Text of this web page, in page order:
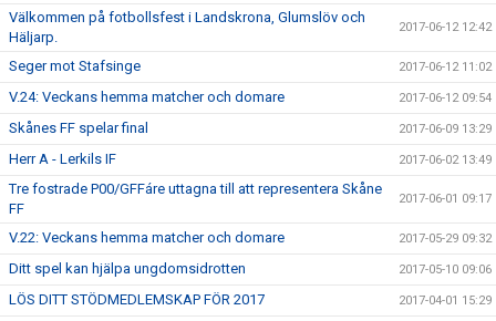
Välkommen på fotbollsfest i Landskrona, Glumslöv och
Häljarp.
2017-06-12 12:42
Seger mot Stafsinge 2017-06-12 11:02
V.24: Veckans hemma matcher och domare 2017-06-12 09:54
Skånes FF spelar final 2017-06-09 13:29
Herr A - Lerkils IF 2017-06-02 13:49
Tre fostrade P00/GFFáre uttagna till att representera Skåne
FF
2017-06-01 09:17
V.22: Veckans hemma matcher och domare 2017-05-29 09:32
Ditt spel kan hjälpa ungdomsidrotten 2017-05-10 09:06
LÖS DITT STÖDMEDLEMSKAP FÖR 2017 2017-04-01 15:29